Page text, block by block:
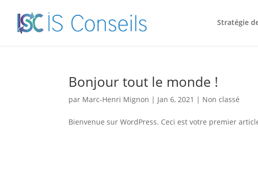
Stratégie
Bonjour tout le monde !
par Marc-Henri Mignon | Jan 6, 2021 | Non classé
Bienvenue sur WordPress. Ceci est votre premier